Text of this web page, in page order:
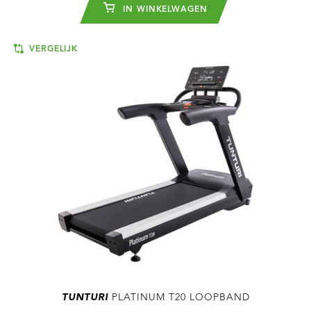
IN WINKELWAGEN
VERGELIJK
TUNTURIPLATINUM T20 LOOPBAND